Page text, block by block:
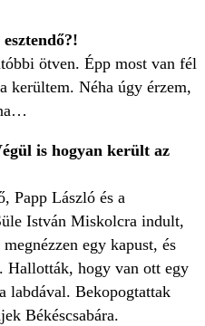
ötven. Épp most van fél
kerültem. Néha úgy érzem,
is hogyan került az
Papp László és a
István Miskolcra indult,
egy kapust, és
Hallották, hogy van ott egy
labdával. Bekopogtattak
Békéscsabára.